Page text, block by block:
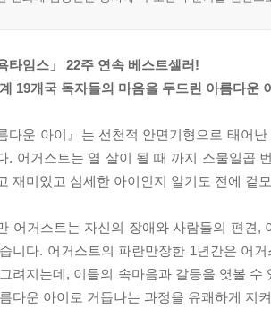
타임스」 22주 연속 베스트셀러!
19개국 독자들의 마음을 두드린 아름다운
름다운 아이』는 선천적 안면기형으로 태어
. 어거스트는 열 살이 될 때 까지 스물일곱
재미있고 섬세한 아이인지 알기도 전에 겉
어거스트는 자신의 장애와 사람들의 편견,
니다. 어거스트의 파란만장한 1년간은 어
려지는데, 이들의 속마음과 갈등을 엿볼
다운 아이로 거듭나는 과정을 유쾌하게 지